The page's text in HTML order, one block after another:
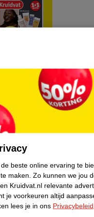
Over
Pers
beste online ervaring te
maken. Zo kunnen we jou
Kruidvat.nl relevante
je voorkeuren altijd
lees je in ons Privacybeleid